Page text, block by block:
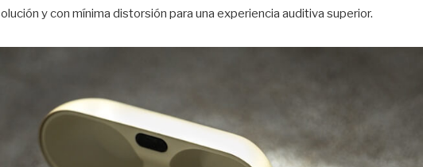
y con mínima distorsión para una experiencia auditiva superior.